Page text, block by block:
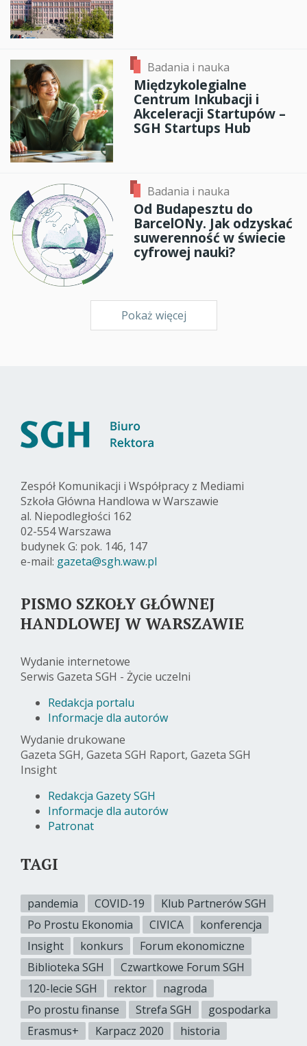
Badania i nauka
Międzykolegialne
Centrum Inkubacji i
Akceleracji Startupów –
SGH Startups Hub
Badania i nauka
Od Budapesztu do
BarcelONy. Jak odzyskać
suwerenność w świecie
cyfrowej nauki?
Pokaż więcej
Zespół Komunikacji i Współpracy z Mediami
Szkoła Główna Handlowa w Warszawie
al. Niepodległości 162
02-554 Warszawa
budynek G: pok. 146, 147
e-mail: gazeta@sgh.waw.pl
PISMO SZKOŁY GŁÓWNEJ
HANDLOWEJ W WARSZAWIE
Wydanie internetowe
Serwis Gazeta SGH - Życie uczelni
Redakcja portalu
Informacje dla autorów
Wydanie drukowane
Gazeta SGH, Gazeta SGH Raport, Gazeta SGH
Insight
Redakcja Gazety SGH
Informacje dla autorów
Patronat
TAGI
pandemia COVID-19
Klub Partnerów SGH
Po Prostu Ekonomia
CIVICA
konferencja
Insight
konkurs
Forum ekonomiczne
Biblioteka SGH
Czwartkowe Forum SGH
120-lecie SGH
rektor
nagroda
Po prostu finanse
Strefa SGH
gospodarka
Erasmus+
Karpacz 2020 historia